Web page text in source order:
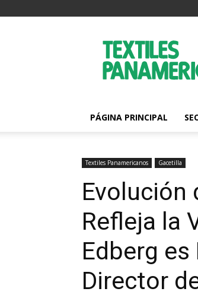
Textiles
Panamericanos
PÁGINA PRINCIPAL
Textiles Panamericanos Gacetilla
Evolución
Refleja la
Edberg
Director